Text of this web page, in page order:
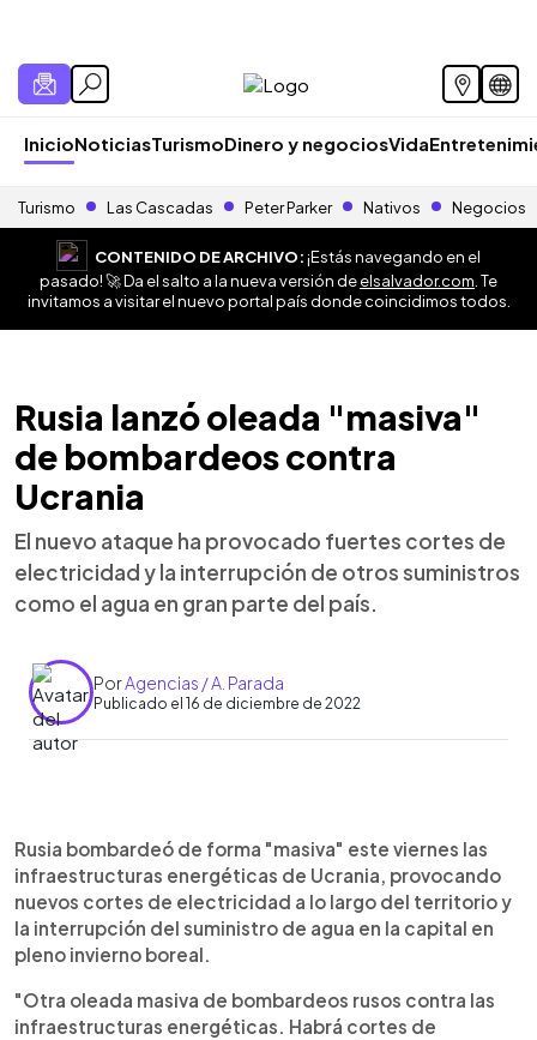
InicioNoticiasTurismoDinero y negociosVida
Turismo Las Cascadas Peter Parker Nativos Negocios
CONTENIDO DE ARCHIVO:¡Estás navegando en el
pasado! 🚀 Da el salto a la nueva versión deelsalvador.com . Te
invitamos a visitar el nuevo portal país donde coincidimos todos.
Rusia lanzó oleada "masiva"
de bombardeos contra
Ucrania
El nuevo ataque ha provocado fuertes cortes de
electricidad y la interrupción de otros suministros
como el agua en gran parte del país.
PorAgencias / A. Parada
Publicado el 16 de diciembre de 2022
Escuchar artículo
Rusia bombardeó de forma "masiva" este viernes las
infraestructuras energéticas de Ucrania, provocando
nuevos cortes de electricidad a lo largo del territorio y
la interrupción del suministro de agua en la capital en
pleno invierno boreal.
"Otra oleada masiva de bombardeos rusos contra las
infraestructuras energéticas. Habrá cortes de